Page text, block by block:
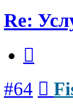
Re:
#64